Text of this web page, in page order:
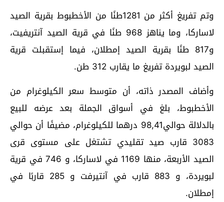
وتم تفريغ أكثر من 1281طنًا من الأخطبوط بقرية الصيد
لاساركا، وما يناهز 968 طنًا في قرية الصيد آنتريفيت،
و817 طنًا بقرية الصيد إمطلان، فيما إستقبلت قرية
الصيد لبويردة تفريغ ما يقارب 312 طن.
وأضاف المصدر ذاته، أن متوسط ​​سعر الكيلوغرام من
الأخطبوط، بلغ في أسواق الجملة بعد عرضه للبيع
بالدلالة حوالي98,41 درهما للكيلوغرام، مضيفًا أن حوالي
3083 قارب صيد تقليدي تشتغل على مستوى قرى
الصيد الأربعة، منها 1169 في لاساركا، و 746 في قرية
لبويردة، و 883 قارب في آنتيرفت و 285 قاربًا في
إمطلان.